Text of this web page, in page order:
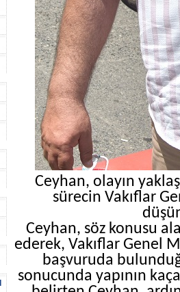
Ceyhan, olayın
sürecin Vakıflar
Ceyhan, söz konusu
ederek, Vakıflar Genel
başvuruda
sonucunda yapının